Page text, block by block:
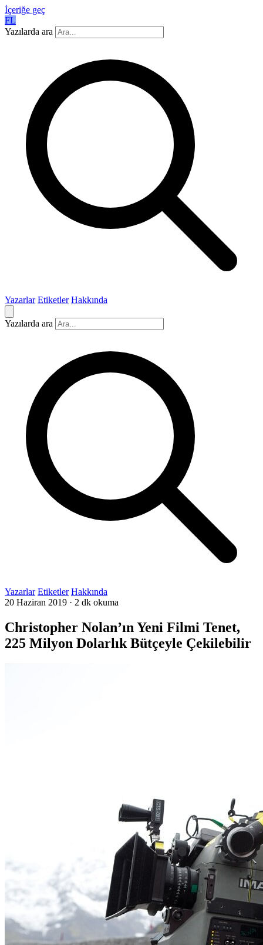
İçeriğe geç
FL
Yazılarda ara
Yazarlar Etiketler Hakkında
Yazılarda ara
Yazarlar Etiketler Hakkında
20 Haziran 2019 · 2 dk okuma
Christopher Nolan’ın Yeni Filmi Tenet,
225 Milyon Dolarlık Bütçeyle Çekilebilir